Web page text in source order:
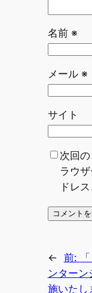
名前 ※
メール ※
サイト
次回
ラウ
ドレ
← 前:
ンターン
施いたし